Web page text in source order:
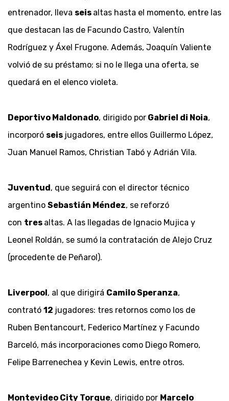
entrenador, lleva seis altas hasta el momento, entre las
que destacan las de Facundo Castro, Valentín
Rodríguez y Áxel Frugone. Además, Joaquín Valiente
volvió de su préstamo; si no le llega una oferta, se
quedará en el elenco violeta.
Deportivo Maldonado, dirigido por Gabriel di Noia,
incorporó seis jugadores, entre ellos Guillermo López,
Juan Manuel Ramos, Christian Tabó y Adrián Vila.
Juventud, que seguirá con el director técnico
argentino Sebastián Méndez, se reforzó
con tres altas. A las llegadas de Ignacio Mujica y
Leonel Roldán, se sumó la contratación de Alejo Cruz
(procedente de Peñarol).
Liverpool, al que dirigirá Camilo Speranza,
contrató 12 jugadores: tres retornos como los de
Ruben Bentancourt, Federico Martínez y Facundo
Barceló, más incorporaciones como Diego Romero,
Felipe Barrenechea y Kevin Lewis, entre otros.
Montevideo City Torque, dirigido por Marcelo